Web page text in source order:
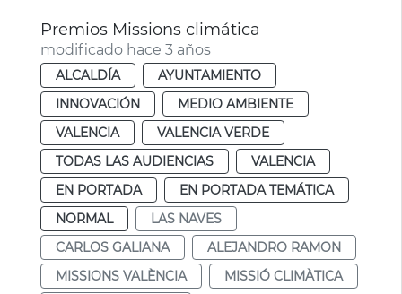
Premios Missions climática
modificado hace 3 años
ALCALDÍA
AYUNTAMIENTO
INNOVACIÓN
MEDIO AMBIENTE
VALENCIA
VALENCIA VERDE
TODAS LAS AUDIENCIAS
VALENCIA
EN PORTADA
EN PORTADA TEMÁTICA
NORMAL
LAS NAVES
CARLOS GALIANA
ALEJANDRO RAMON
MISSIONS VALÈNCIA
MISSIÓ CLIMÀTICA